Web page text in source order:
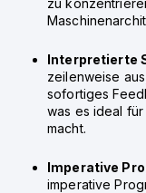
zu
Interpretierte
zeilenweise
sofortiges
was es ideal
macht.
Imperative
imperative